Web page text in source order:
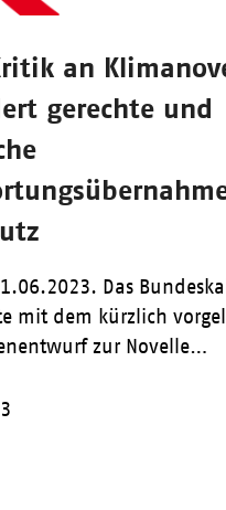
an
gerechte und
Das
mit dem kürzlich
zur Novelle…